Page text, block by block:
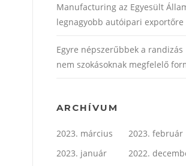
Manufacturing az Egyesült
legnagyobb autóipari exportőre
Egyre népszerűbbek a randizás
nem szokásoknak megfelelő
ARCHÍVUM
2023. március
2023. február
2023. január
2022.